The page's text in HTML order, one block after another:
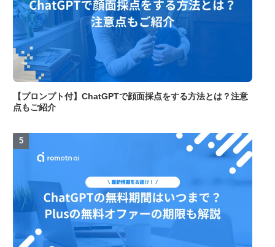
【プロンプト付】ChatGPTで顔面採点をする方法とは？注意
点もご紹介